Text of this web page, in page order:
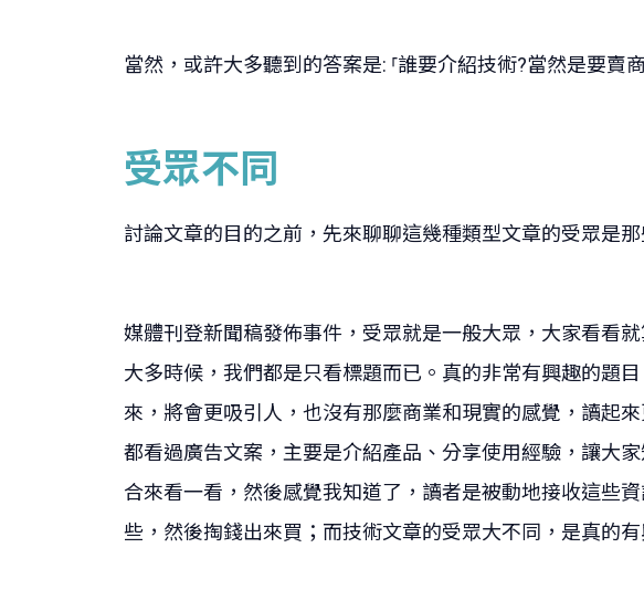
當然，或許大多聽到的答案是: ⸢誰要介紹技術?當然是要賣
受眾不同
討論文章的目的之前，先來聊聊這幾種類型文章的受眾是那
媒體刊登新聞稿發佈事件，受眾就是一般大眾，大家看看
大多時候，我們都是只看標題而已。真的非常有興趣的題
來，將會更吸引人，也沒有那麼商業和現實的感覺，讀起
都看過廣告文案，主要是介紹產品、分享使用經驗，讓大
合來看一看，然後感覺我知道了，讀者是被動地接收這些
些，然後掏錢出來買；而技術文章的受眾大不同，是真的